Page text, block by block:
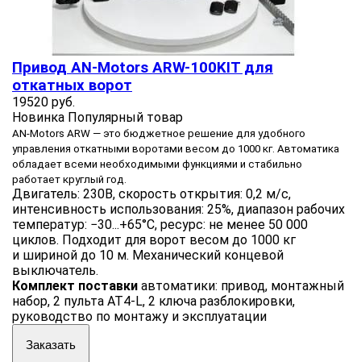
Привод AN-Motors ARW-100KIT для
откатных ворот
19520 руб.
Новинка Популярный товар
AN-Motors ARW — это бюджетное решение для удобного
управления откатными воротами весом до 1000 кг. Автоматика
обладает всеми необходимыми функциями и стабильно
работает круглый год.
Двигатель: 230В, скорость открытия: 0,2 м/с,
интенсивность использования: 25%, диапазон рабочих
температур: −30...+65°С, ресурс: не менее 50 000
циклов. Подходит для ворот весом до 1000 кг
и шириной до 10 м. Механический концевой
выключатель.
Комплект поставки автоматики: привод, монтажный
набор, 2 пульта AT4-L, 2 ключа разблокировки,
руководство по монтажу и эксплуатации
Заказать